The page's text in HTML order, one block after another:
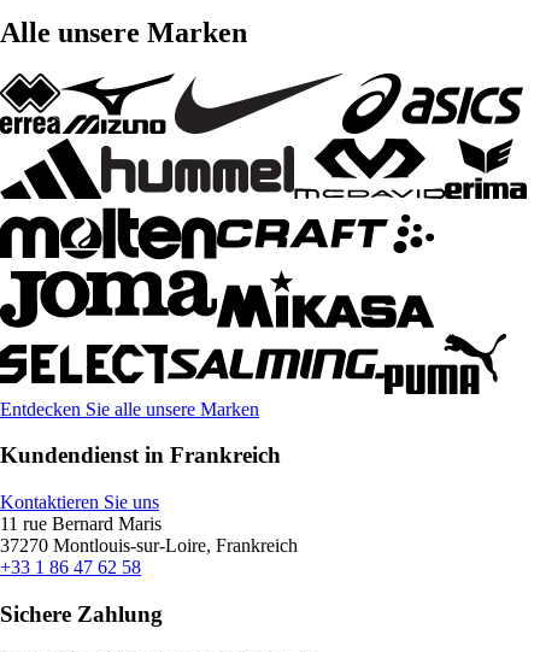
Alle unsere Marken
Entdecken Sie alle unsere Marken
Kundendienst in Frankreich
Kontaktieren Sie uns
11 rue Bernard Maris
37270 Montlouis-sur-Loire, Frankreich
+33 1 86 47 62 58
Sichere Zahlung